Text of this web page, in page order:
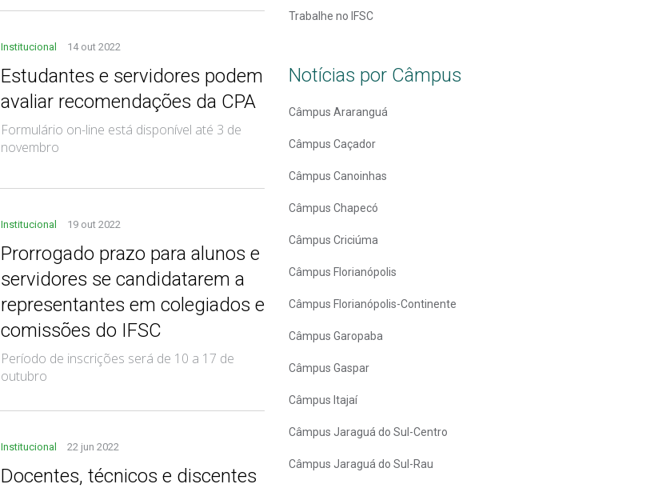
Institucional 14 out 2022
Estudantes e servidores podem
avaliar recomendações da CPA
Formulário on-line está disponível até 3 de
novembro
Institucional 19 out 2022
Prorrogado prazo para alunos e
servidores se candidatarem a
representantes em colegiados e
comissões do IFSC
Período de inscrições será de 10 a 17 de
outubro
Institucional 22 jun 2022
Docentes, técnicos e discentes
Trabalhe no IFSC
Notícias por Câmpus
Câmpus Araranguá
Câmpus Caçador
Câmpus Canoinhas
Câmpus Chapecó
Câmpus Criciúma
Câmpus Florianópolis
Câmpus Florianópolis-Continente
Câmpus Garopaba
Câmpus Gaspar
Câmpus Itajaí
Câmpus Jaraguá do Sul-Centro
Câmpus Jaraguá do Sul-Rau